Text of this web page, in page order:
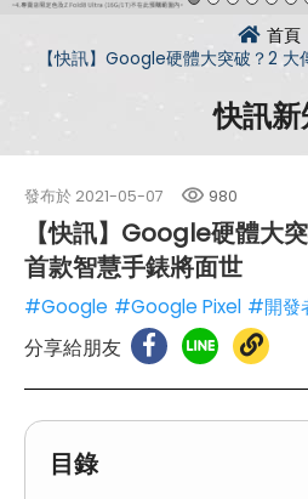
首頁
【快訊】Google硬體大突破？2
快訊新
發布於 2021-05-07 980
【快訊】Google硬體大
首款智慧手錶將面世
#Google #Google Pixel #開發
分享給朋友
目錄